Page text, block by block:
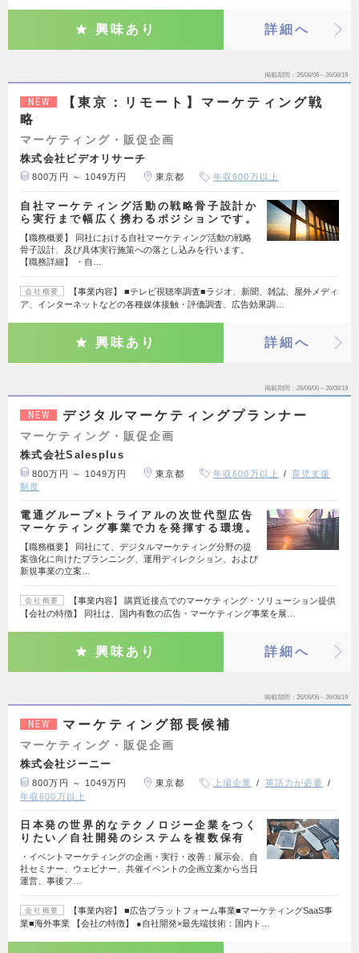
興味あり 詳細へ
掲載期間 26/08/06～26/08/19
NEW
【東京：リモート】マーケティング戦
略
マーケティング・販促企画
株式会社ビデオリサーチ
800万円 ～ 1049万円 東京都 年収600万以上
自社マーケティング活動の戦略骨子設計か
ら実行まで幅広く携わるポジションです。
【職務概要】 同社における自社マーケティング活動の戦略
骨子設計、及び具体実行施策への落とし込みを行います。
【職務詳細】 ・自…
会社概要
【事業内容】 ■テレビ視聴率調査■ラジオ、新聞、雑誌、屋外メディ
ア、インターネットなどの各種媒体接触・評価調査、広告効果調…
興味あり 詳細へ
掲載期間 26/08/06～26/08/19
NEW デジタルマーケティングプランナー
マーケティング・販促企画
株式会社Salesplus
800万円 ～ 1049万円 東京都 年収600万以上
育児支援
制度
電通グループ×トライアルの次世代型広告
マーケティング事業で力を発揮する環境。
【職務概要】 同社にて、デジタルマーケティング分野の提
案強化に向けたプランニング、運用ディレクション、および
新規事業の立案…
会社概要
【事業内容】 購買近接点でのマーケティング・ソリューション提供
【会社の特徴】 同社は、国内有数の広告・マーケティング事業を展…
興味あり 詳細へ
掲載期間 26/08/06～26/08/19
NEW マーケティング部長候補
マーケティング・販促企画
株式会社ジーニー
800万円 ～ 1049万円 東京都 上場企業
英語力が必要
年収600万以上
日本発の世界的なテクノロジー企業をつく
りたい／自社開発のシステムを複数保有
・イベントマーケティングの企画・実行・改善：展示会、自
社セミナー、ウェビナー、共催イベントの企画立案から当日
運営、事後フ…
会社概要
【事業内容】 ■広告プラットフォーム事業■マーケティングSaaS事
業■海外事業 【会社の特徴】 ●自社開発×最先端技術：国内ト…